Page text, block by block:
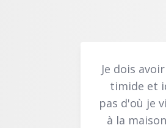
Je dois
timide et
pas d'où je
à la